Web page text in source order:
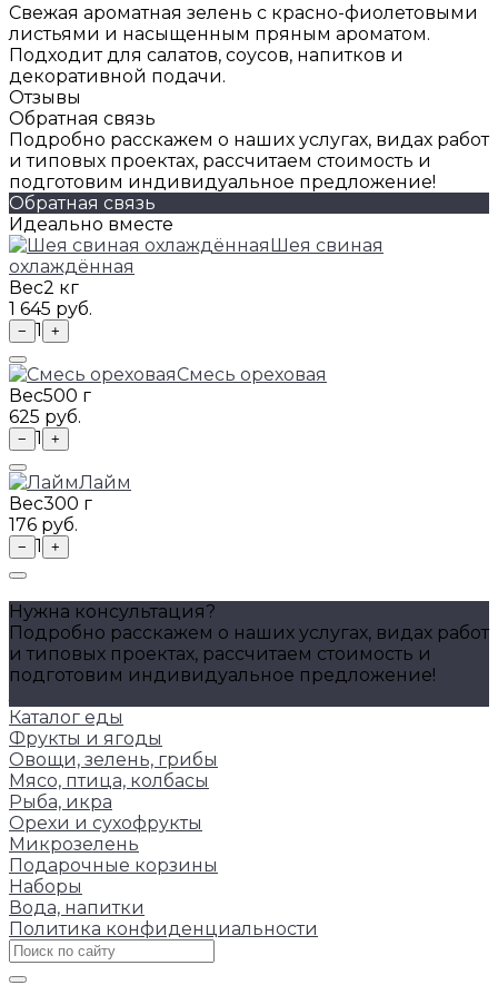
Свежая ароматная зелень с красно-фиолетовыми
листьями и насыщенным пряным ароматом.
Подходит для салатов, соусов, напитков и
декоративной подачи.
Отзывы
Обратная связь
Подробно расскажем о наших услугах, видах работ
и типовых проектах, рассчитаем стоимость и
подготовим индивидуальное предложение!
Обратная связь
Идеально вместе
Шея свиная
охлаждённая
Вес2 кг
1 645 руб.
− 1 +
Смесь ореховая
Вес500 г
625 руб.
− 1 +
Лайм
Вес300 г
176 руб.
− 1 +
Нужна консультация?
Подробно расскажем о наших услугах, видах работ
и типовых проектах, рассчитаем стоимость и
подготовим индивидуальное предложение!
Каталог еды
Фрукты и ягоды
Овощи, зелень, грибы
Мясо, птица, колбасы
Рыба, икра
Орехи и сухофрукты
Микрозелень
Подарочные корзины
Наборы
Вода, напитки
Политика конфиденциальности